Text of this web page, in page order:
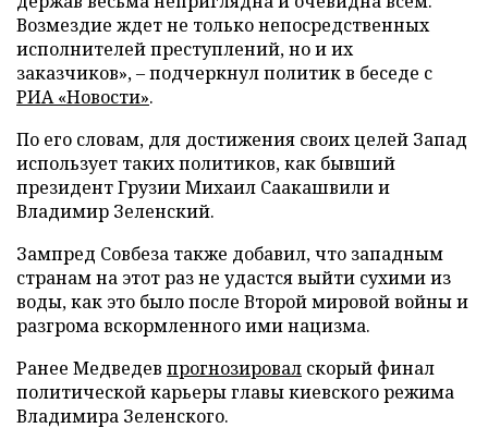
Возмездие ждет не только непосредственных
исполнителей преступлений, но и их
заказчиков», – подчеркнул политик в беседе с
РИА «Новости».
По его словам, для достижения своих целей Запад
использует таких политиков, как бывший
президент Грузии Михаил Саакашвили и
Владимир Зеленский.
Зампред Совбеза также добавил, что западным
странам на этот раз не удастся выйти сухими из
воды, как это было после Второй мировой войны и
разгрома вскормленного ими нацизма.
Ранее Медведев прогнозировал скорый финал
политической карьеры главы киевского режима
Владимира Зеленского.